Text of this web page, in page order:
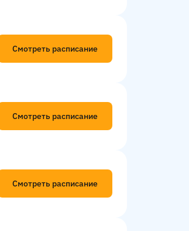
Смотреть расписание
Смотреть расписание
Смотреть расписание